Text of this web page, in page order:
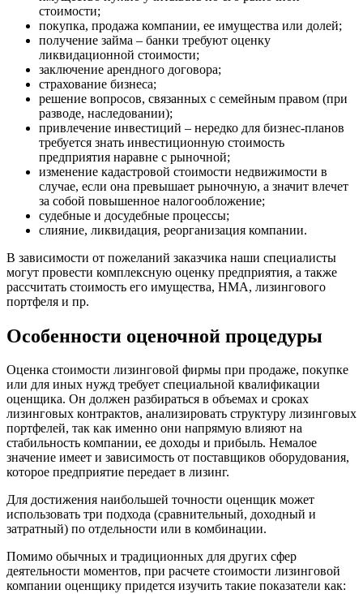
стоимости;
покупка, продажа компании, ее имущества или долей;
получение займа – банки требуют оценку
ликвидационной стоимости;
заключение арендного договора;
страхование бизнеса;
решение вопросов, связанных с семейным правом (при
разводе, наследовании);
привлечение инвестиций – нередко для бизнес-планов
требуется знать инвестиционную стоимость
предприятия наравне с рыночной;
изменение кадастровой стоимости недвижимости в
случае, если она превышает рыночную, а значит влечет
за собой повышенное налогообложение;
судебные и досудебные процессы;
слияние, ликвидация, реорганизация компании.
В зависимости от пожеланий заказчика наши специалисты
могут провести комплексную оценку предприятия, а также
рассчитать стоимость его имущества, НМА, лизингового
портфеля и пр.
Особенности оценочной процедуры
Оценка стоимости лизинговой фирмы при продаже, покупке
или для иных нужд требует специальной квалификации
оценщика. Он должен разбираться в объемах и сроках
лизинговых контрактов, анализировать структуру лизинговых
портфелей, так как именно они напрямую влияют на
стабильность компании, ее доходы и прибыль. Немалое
значение имеет и зависимость от поставщиков оборудования,
которое предприятие передает в лизинг.
Для достижения наибольшей точности оценщик может
использовать три подхода (сравнительный, доходный и
затратный) по отдельности или в комбинации.
Помимо обычных и традиционных для других сфер
деятельности моментов, при расчете стоимости лизинговой
компании оценщику придется изучить такие показатели как:
Бутурлиновка
Валдай
Валуйки
Великие Луки
Великий Новгород
Великий Устюг
Верещагино
Верхний Уфалей
Верхняя Пышма
Верхняя Салда
Видное
Владивосток
Владимир
Волгоград
Волгодонск
Волжский
Волоколамск
Волосово
Волхов
Вольск
Воркута
Воронеж
Воткинск
Всеволожск
Выкса
Вязники